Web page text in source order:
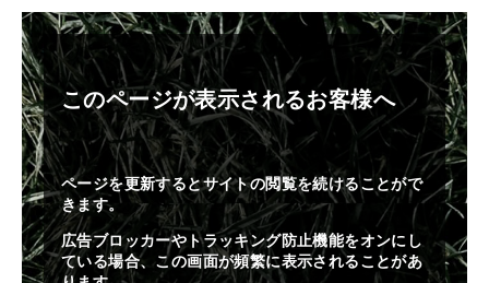
このページが表示されるお客様へ
ページを更新するとサイトの閲覧を続けることがで
きます。
広告ブロッカーやトラッキング防止機能をオンにし
ている場合、この画面が頻繁に表示されることがあ